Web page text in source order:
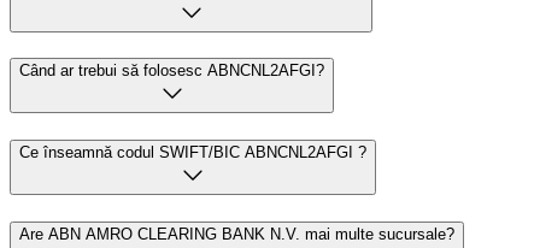
Când ar trebui să folosesc ABNCNL2AFGI?
Ce înseamnă codul SWIFT/BIC ABNCNL2AFGI ?
Are ABN AMRO CLEARING BANK N.V. mai multe sucursale?